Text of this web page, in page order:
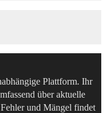
Plattform. Ihr
über aktuelle
und Mängel findet